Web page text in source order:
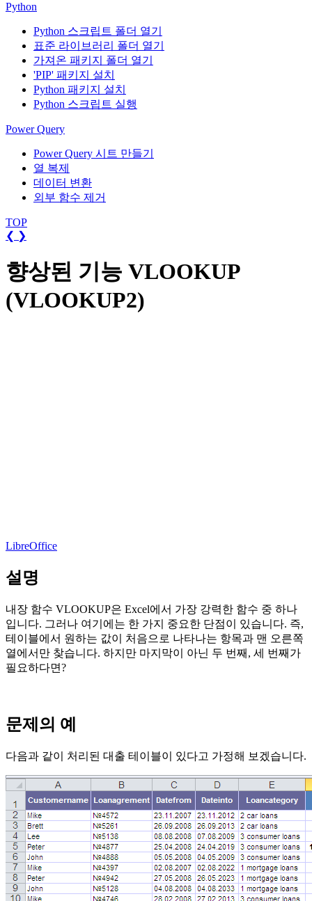
Python
Python 스크립트 폴더 열기
표준 라이브러리 폴더 열기
가져온 패키지 폴더 열기
'PIP' 패키지 설치
Python 패키지 설치
Python 스크립트 실행
Power Query
Power Query 시트 만들기
열 복제
데이터 변환
외부 함수 제거
TOP
❮ ❯
향상된 기능 VLOOKUP
(VLOOKUP2)
LibreOffice
설명
내장 함수 VLOOKUP은 Excel에서 가장 강력한 함수 중 하나
입니다. 그러나 여기에는 한 가지 중요한 단점이 있습니다. 즉,
테이블에서 원하는 값이 처음으로 나타나는 항목과 맨 오른쪽
열에서만 찾습니다. 하지만 마지막이 아닌 두 번째, 세 번째가
필요하다면?
문제의 예
다음과 같이 처리된 대출 테이블이 있다고 가정해 보겠습니다.